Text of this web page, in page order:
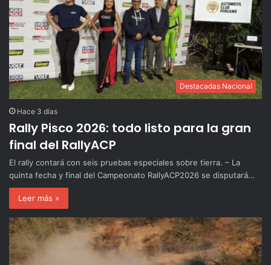
Destacadas Nacional
Hace 3 días
Rally Pisco 2026: todo listo para la gran
final del RallyACP
El rally contará con seis pruebas especiales sobre tierra. – La
quinta fecha y final del Campeonato RallyACP2026 se disputará…
Leer más »